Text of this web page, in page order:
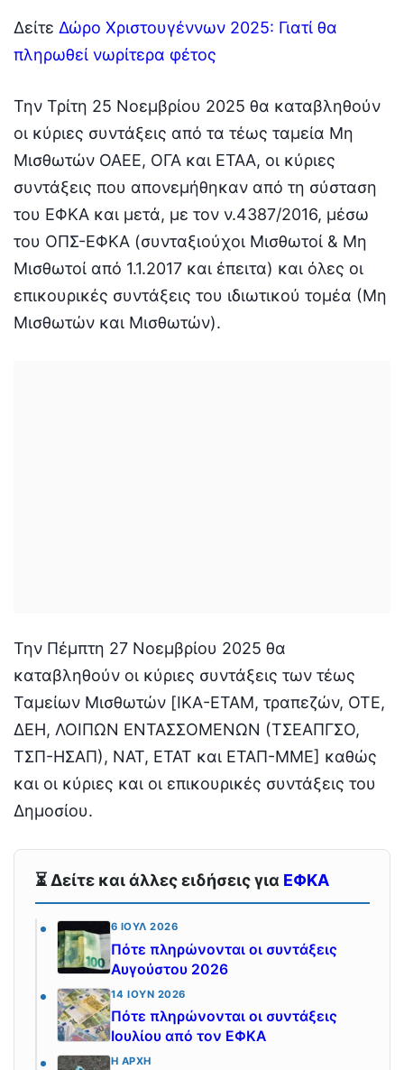
Δείτε Δώρο Χριστουγέννων 2025: Γιατί θα
πληρωθεί νωρίτερα φέτος
Την Τρίτη 25 Νοεμβρίου 2025 θα καταβληθούν
οι κύριες συντάξεις από τα τέως ταμεία Μη
Μισθωτών ΟΑΕΕ, ΟΓΑ και ΕΤΑΑ, οι κύριες
συντάξεις που απονεμήθηκαν από τη σύσταση
του ΕΦΚΑ και μετά, με τον ν.4387/2016, μέσω
του ΟΠΣ-ΕΦΚΑ (συνταξιούχοι Μισθωτοί & Μη
Μισθωτοί από 1.1.2017 και έπειτα) και όλες οι
επικουρικές συντάξεις του ιδιωτικού τομέα (Μη
Μισθωτών και Μισθωτών).
Την Πέμπτη 27 Νοεμβρίου 2025 θα
καταβληθούν οι κύριες συντάξεις των τέως
Ταμείων Μισθωτών [ΙΚΑ-ΕΤΑΜ, τραπεζών, ΟΤΕ,
ΔΕΗ, ΛΟΙΠΩΝ ΕΝΤΑΣΣΟΜΕΝΩΝ (ΤΣΕΑΠΓΣΟ,
ΤΣΠ-ΗΣΑΠ), ΝΑΤ, ΕΤΑΤ και ΕΤΑΠ-ΜΜΕ] καθώς
και οι κύριες και οι επικουρικές συντάξεις του
Δημοσίου.
⏳ Δείτε και άλλες ειδήσεις για ΕΦΚΑ
6 ΙΟΎΛ 2026
Πότε πληρώνονται οι συντάξεις
Αυγούστου 2026
14 ΙΟΎΝ 2026
Πότε πληρώνονται οι συντάξεις
Ιουλίου από τον ΕΦΚΑ
Η ΑΡΧΉ